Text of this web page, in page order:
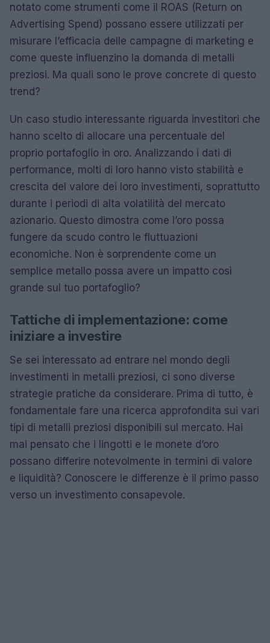
notato come strumenti come il ROAS (Return on
Advertising Spend) possano essere utilizzati per
misurare l’efficacia delle campagne di marketing e
come queste influenzino la domanda di metalli
preziosi. Ma quali sono le prove concrete di questo
trend?
Un caso studio interessante riguarda investitori che
hanno scelto di allocare una percentuale del
proprio portafoglio in oro. Analizzando i dati di
performance, molti di loro hanno visto stabilità e
crescita del valore dei loro investimenti, soprattutto
durante i periodi di alta volatilità del mercato
azionario. Questo dimostra come l’oro possa
fungere da scudo contro le fluttuazioni
economiche. Non è sorprendente come un
semplice metallo possa avere un impatto così
grande sul tuo portafoglio?
Tattiche di implementazione: come
iniziare a investire
Se sei interessato ad entrare nel mondo degli
investimenti in metalli preziosi, ci sono diverse
strategie pratiche da considerare. Prima di tutto, è
fondamentale fare una ricerca approfondita sui vari
tipi di metalli preziosi disponibili sul mercato. Hai
mai pensato che i lingotti e le monete d’oro
possano differire notevolmente in termini di valore
e liquidità? Conoscere le differenze è il primo passo
verso un investimento consapevole.